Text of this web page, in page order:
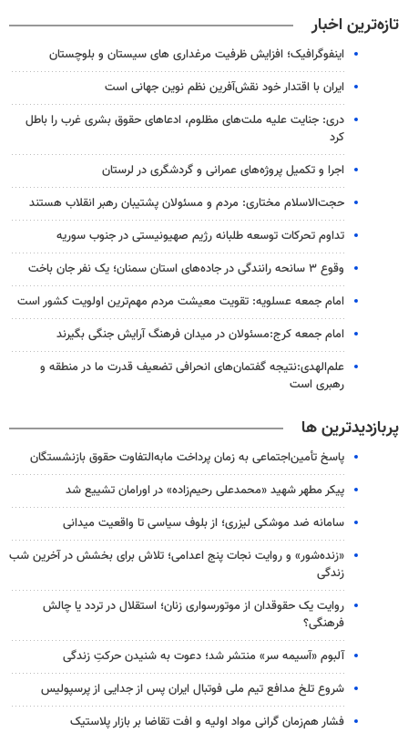
تازه‌ترین اخبار
اینفوگرافیک؛ افزایش ظرفیت مرغداری های سیستان و بلوچستان
ایران با اقتدار خود نقش‌آفرین نظم نوین جهانی است
دری: جنایت علیه ملت‌های مظلوم، ادعاهای حقوق بشری غرب را باطل
کرد
اجرا و تکمیل پروژه‌های عمرانی و گردشگری در لرستان
حجت‌الاسلام مختاری: مردم و مسئولان پشتیبان رهبر انقلاب هستند
تداوم تحرکات توسعه طلبانه رژیم صهیونیستی در جنوب سوریه
وقوع ۳ سانحه رانندگی در جاده‌های استان سمنان؛ یک نفر جان باخت
امام جمعه عسلویه: تقویت معیشت مردم مهم‌ترین اولویت کشور است
امام جمعه کرج:مسئولان در میدان فرهنگ آرایش جنگی بگیرند
علم‌الهدی:نتیجه گفتمان‌های انحرافی تضعیف قدرت ما در منطقه و
رهبری است
پربازدیدترین ها
پاسخ تأمین‌اجتماعی به زمان پرداخت مابه‌التفاوت حقوق بازنشستگان
پیکر مطهر شهید «محمدعلی رحیم‌زاده» در اورامان تشییع شد
سامانه ضد موشکی لیزری؛ از بلوف سیاسی تا واقعیت میدانی
«زنده‌شور» و روایت نجات پنج اعدامی؛ تلاش برای بخشش در آخرین شب
زندگی
روایت یک حقوقدان از موتورسواری زنان؛ استقلال در تردد یا چالش
فرهنگی؟
آلبوم «آسیمه سر» منتشر شد؛ دعوت به شنیدن حرکتِ زندگی
شروع تلخ مدافع تیم ملی فوتبال ایران پس از جدایی از پرسپولیس
فشار هم‌زمان گرانی مواد اولیه و افت تقاضا بر بازار پلاستیک